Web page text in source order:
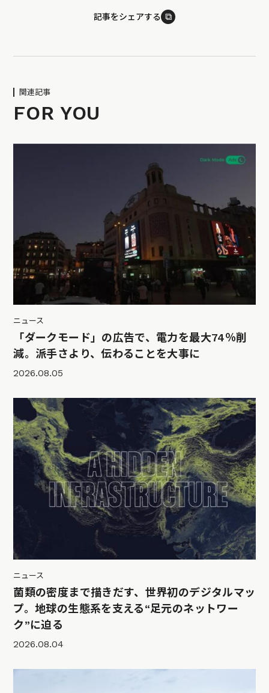
記事をシェアする ⧉
関連記事
FOR YOU
ニュース
「ダークモード」の広告で、電力を最大74％削
減。派手さより、伝わることを大事に
2026.08.05
ニュース
菌類の密度まで描きだす、世界初のデジタルマッ
プ。地球の生態系を支える“足元のネットワー
ク”に迫る
2026.08.04